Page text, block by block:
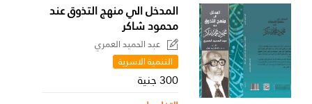
المدخل الي منهج التذوق عند
محمود شاكر
عبد الحميد العمري
التنمية الاسرية
300 جنية